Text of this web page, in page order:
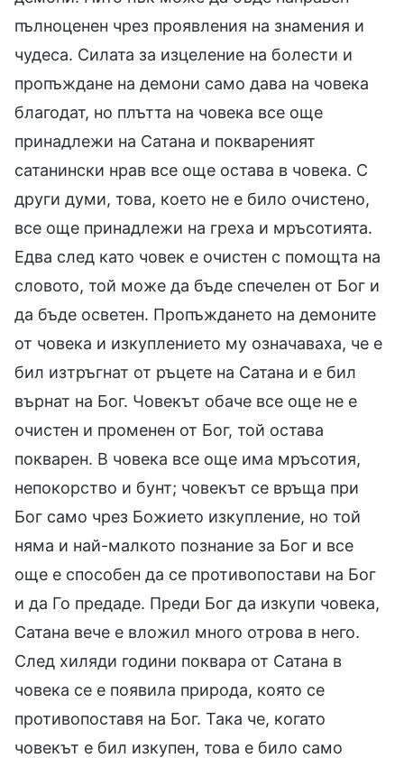
пълноценен чрез проявления на знамения и
чудеса. Силата за изцеление на болести и
пропъждане на демони само дава на човека
благодат, но плътта на човека все още
принадлежи на Сатана и поквареният
сатанински нрав все още остава в човека. С
други думи, това, което не е било очистено,
все още принадлежи на греха и мръсотията.
Едва след като човек е очистен с помощта на
словото, той може да бъде спечелен от Бог и
да бъде осветен. Пропъждането на демоните
от човека и изкуплението му означаваха, че е
бил изтръгнат от ръцете на Сатана и е бил
върнат на Бог. Човекът обаче все още не е
очистен и променен от Бог, той остава
покварен. В човека все още има мръсотия,
непокорство и бунт; човекът се връща при
Бог само чрез Божието изкупление, но той
няма и най-малкото познание за Бог и все
още е способен да се противопостави на Бог
и да Го предаде. Преди Бог да изкупи човека,
Сатана вече е вложил много отрова в него.
След хиляди години поквара от Сатана в
човека се е появила природа, която се
противопоставя на Бог. Така че, когато
човекът е бил изкупен, това е било само